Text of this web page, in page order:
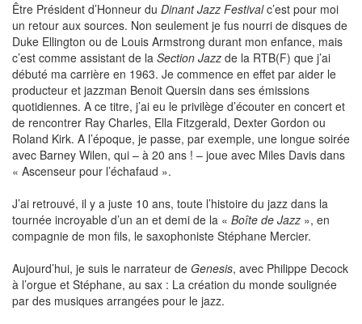
Être Président d’Honneur du Dinant Jazz Festivalc’est pour moi
un retour aux sources. Non seulement je fus nourri de disques de
Duke Ellington ou de Louis Armstrong durant mon enfance, mais
c’est comme assistant de la Section Jazz de la RTB(F) que j’ai
débuté ma carrière en 1963. Je commence en effet par aider le
producteur et jazzman Benoit Quersin dans ses émissions
quotidiennes. A ce titre, j’ai eu le privilège d’écouter en concert et
de rencontrer Ray Charles, Ella Fitzgerald, Dexter Gordon ou
Roland Kirk. A l’époque, je passe, par exemple, une longue soirée
avec Barney Wilen, qui – à 20 ans ! – joue avec Miles Davis dans
« Ascenseur pour l’échafaud ».
J’ai retrouvé, il y a juste 10 ans, toute l’histoire du jazz dans la
tournée incroyable d’un an et demi de la « Boîte de Jazz », en
compagnie de mon fils, le saxophoniste Stéphane Mercier.
Aujourd’hui, je suis le narrateur de Genesis, avec Philippe Decock
à l’orgue et Stéphane, au sax : La création du monde soulignée
par des musiques arrangées pour le jazz.